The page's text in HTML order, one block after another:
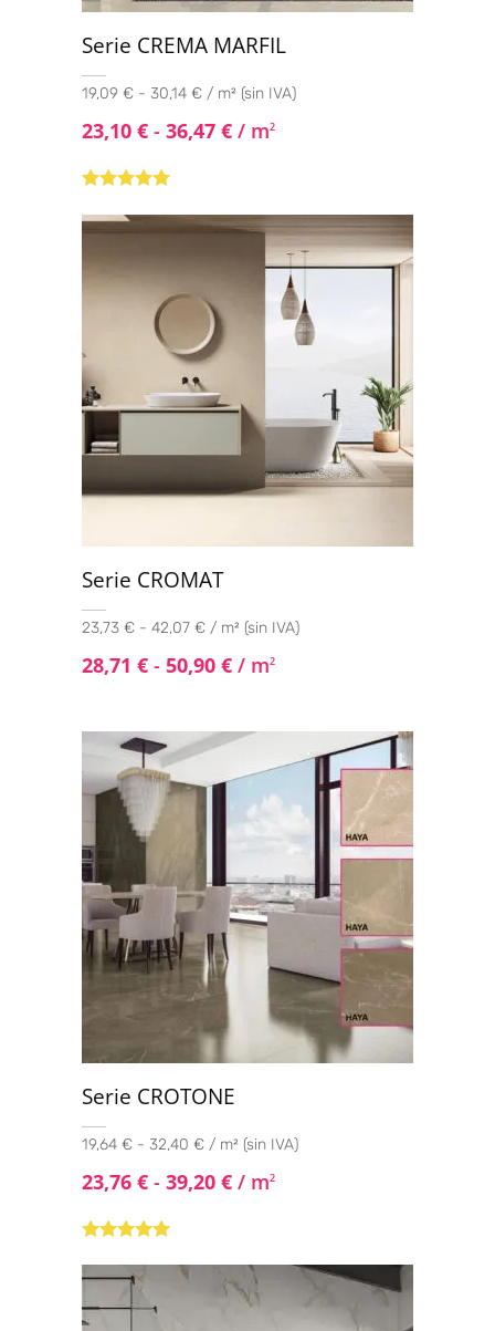
Serie CREMA MARFIL
19,09 € - 30,14 € / m² (sin IVA)
23,10 € - 36,47 € / m2
5.00de 5
Serie CROMAT
23,73 € - 42,07 € / m² (sin IVA)
28,71 € - 50,90 € / m2
Serie CROTONE
19,64 € - 32,40 € / m² (sin IVA)
23,76 € - 39,20 € / m2
5.00
de 5